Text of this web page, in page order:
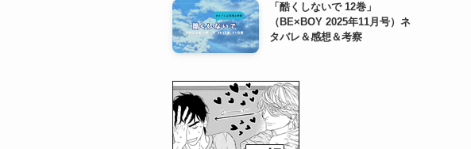
「酷くしないで 12巻」
（BE×BOY 2025年11月号）ネ
タバレ＆感想＆考察